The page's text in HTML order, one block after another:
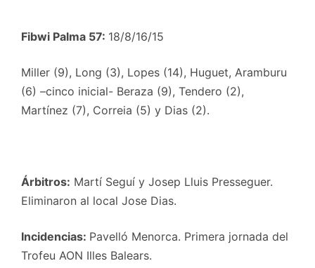
Fibwi Palma 57: 18/8/16/15
Miller (9), Long (3), Lopes (14), Huguet, Aramburu
(6) –cinco inicial- Beraza (9), Tendero (2),
Martínez (7), Correia (5) y Dias (2).
Árbitros: Martí Seguí y Josep Lluis Presseguer.
Eliminaron al local Jose Dias.
Incidencias: Pavelló Menorca. Primera jornada del
Trofeu AON Illes Balears.